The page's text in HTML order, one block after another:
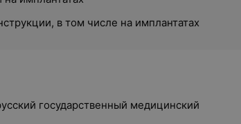
в том числе на имплантатах
государственный медицинский